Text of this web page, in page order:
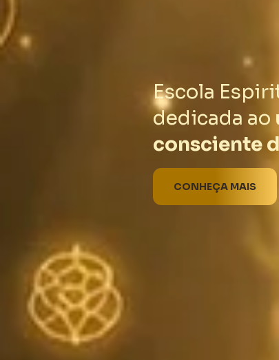
Escola
dedicada ao
consciente
CONHEÇA MAIS